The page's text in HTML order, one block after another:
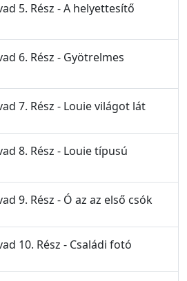
5. Rész - A helyettesítő
6. Rész - Gyötrelmes
7. Rész - Louie világot lát
8. Rész - Louie típusú
9. Rész - Ó az az első csók
10. Rész - Családi fotó